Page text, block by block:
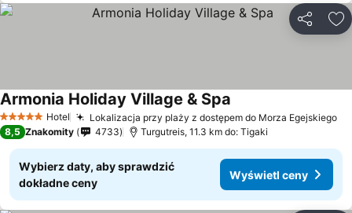
5 KategoriaHotel Lokalizacja przy plaży z dostępem do Morza Egejskiego
Armonia Holiday Village & Spa
8,5 Znakomity 4733 Turgutreis, 11.3 km do: Tigaki
Wybierz daty, aby sprawdzić
dokładne ceny
Wyświetl ceny